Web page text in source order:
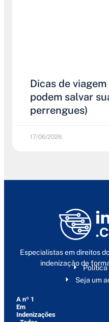
Dicas de
podem salvar
perrengues)
17/06/2026
Especialistas em direitos
indenização de
Política
Seja um
A nº 1
Em
Indenizações